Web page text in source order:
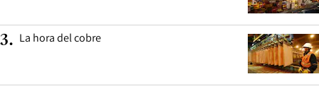
3. La hora del cobre